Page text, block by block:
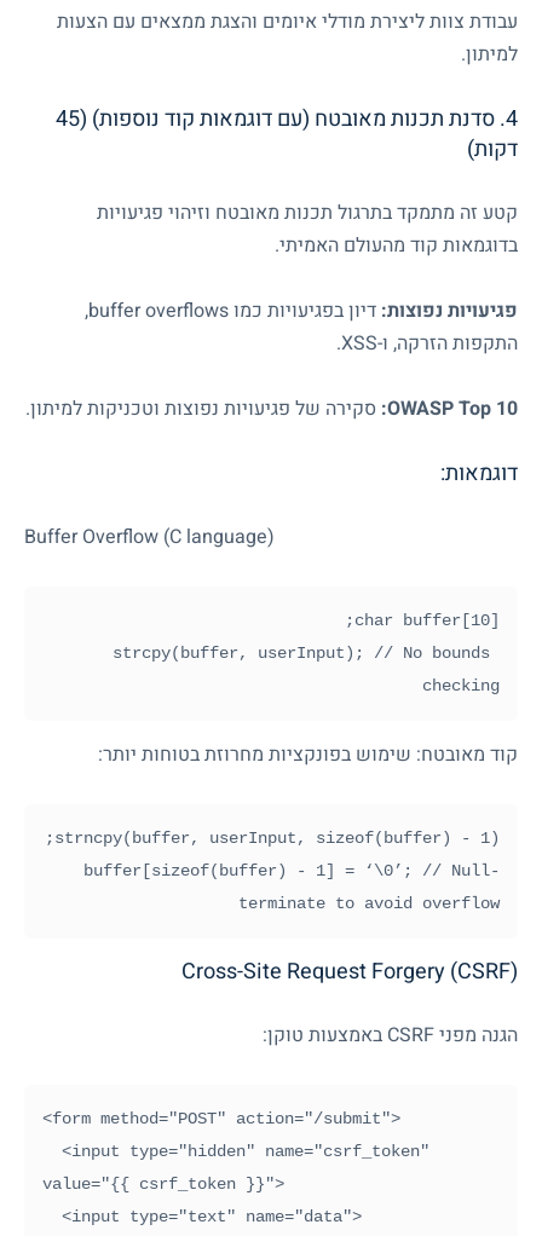
עבודת צוות ליצירת מודלי איומים והצגת ממצאים עם הצעות
למיתון.
4. סדנת תכנות מאובטח (עם דוגמאות קוד נוספות) (45
דקות)
קטע זה מתמקד בתרגול תכנות מאובטח וזיהוי פגיעויות
בדוגמאות קוד מהעולם האמיתי.
פגיעויות נפוצות: דיון בפגיעויות כמוbuffer overflows
,
התקפות הזרקה, ו-XSS
.
OWASP Top 10: סקירה של פגיעויות נפוצות וטכניקות למיתון.
דוגמאות:
Buffer Overflow (C language)
strcpy(buffer, userInput); // No bounds
checking
קוד מאובטח: שימוש בפונקציות מחרוזת בטוחות יותר:
buffer[sizeof(buffer) - 1] = ‘\0’; // Null-
terminate to avoid overflow
Cross-Site Request Forgery (CSRF)
הגנה מפניCSRF באמצעות טוקן:
<form method="POST" action="/submit">
value="{{ csrf_token }}">